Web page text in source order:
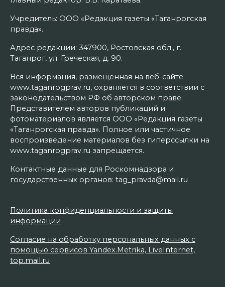
Учредитель: ООО «Редакция газеты «Таганрогская
правда».
Адрес редакции: 347900, Ростовская обл., г.
Таганрог, ул. Греческая, д. 90.
Вся информация, размещенная на веб-сайте
www.taganrogprav.ru, охраняется в соответствии с
законодательством РФ об авторском праве.
Представителем авторов публикаций и
фотоматериалов является ООО «Редакция газеты
«Таганрогская правда». Полное или частичное
воспроизведение материалов без гиперссылки на
www.taganrogprav.ru запрещается.
Контактные данные для Роскомнадзора и
государственных органов: tag_pravda@mail.ru
Политика конфиденциальности и защиты
информации
Согласие на обработку персональных данных с
помощью сервисов Yandex.Metrika, LiveInternet,
top.mail.ru